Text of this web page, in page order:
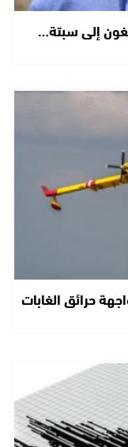
إلى سبتة…
لمواجهة حرائق الغابات